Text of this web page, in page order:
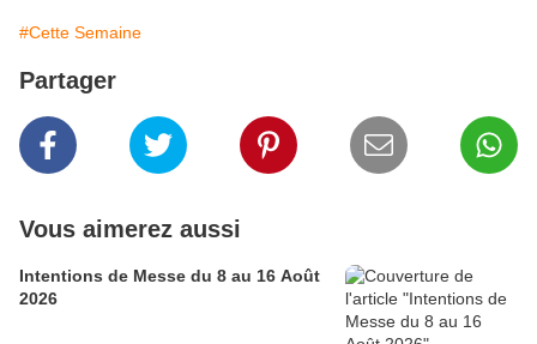
#Cette Semaine
Partager
Vous aimerez aussi
Intentions de Messe du 8 au 16 Août
2026